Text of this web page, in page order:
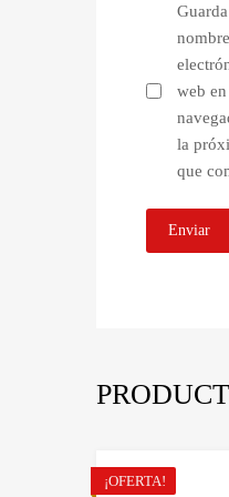
web en
la
que
¡OFERTA!